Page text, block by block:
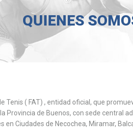
QUIENES
Tenis ( FAT) , entidad oficial, que
Provincia de Buenos, con sede central
en Ciudades de Necochea, Miramar,